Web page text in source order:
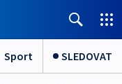
Sport SLEDOVAT